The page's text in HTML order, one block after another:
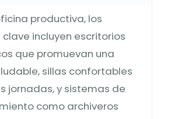
productiva, los
incluyen escritorios
que promuevan una
sillas confortables
jornadas, y sistemas de
como archiveros